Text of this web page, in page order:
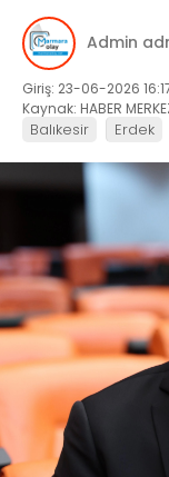
Admin
Giriş: 23-06-2026
Kaynak: HABER
Balıkesir Erdek